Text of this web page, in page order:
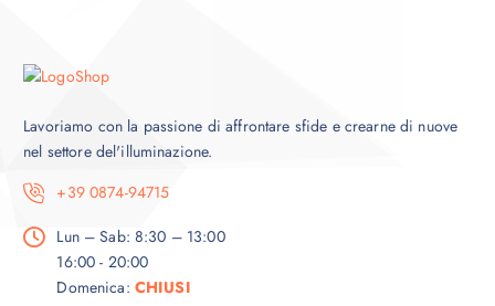
Lavoriamo con la passione di affrontare sfide e crearne di nuove
nel settore del'illuminazione.
+39 0874-94715
Lun – Sab: 8:30 – 13:00
16:00 - 20:00
Domenica: CHIUSI